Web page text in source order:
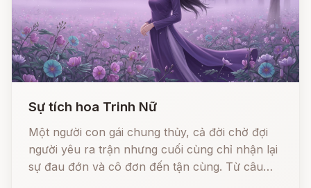
Sự tích hoa Trinh Nữ
Một người con gái chung thủy, cả đời chờ đợi
người yêu ra trận nhưng cuối cùng chỉ nhận lại
sự đau đớn và cô đơn đến tận cùng. Từ câu